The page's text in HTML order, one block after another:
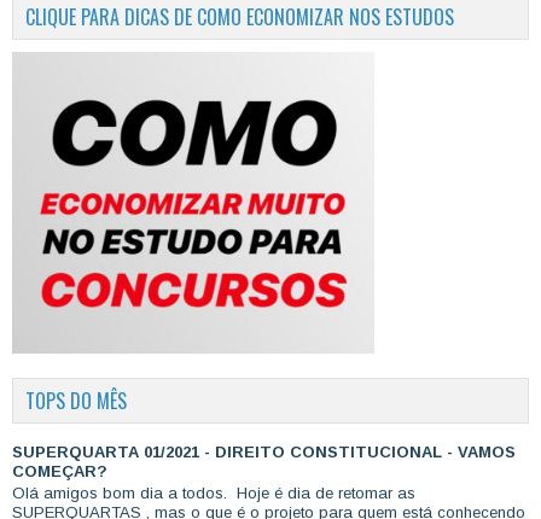
CLIQUE PARA DICAS DE COMO ECONOMIZAR NOS ESTUDOS
TOPS DO MÊS
SUPERQUARTA 01/2021 - DIREITO CONSTITUCIONAL - VAMOS
COMEÇAR?
Olá amigos bom dia a todos. Hoje é dia de retomar as
SUPERQUARTAS , mas o que é o projeto para quem está conhecendo